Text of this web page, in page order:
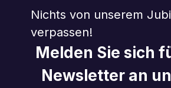
Nichts von unserem
verpassen!
Melden Sie sich
Newsletter an